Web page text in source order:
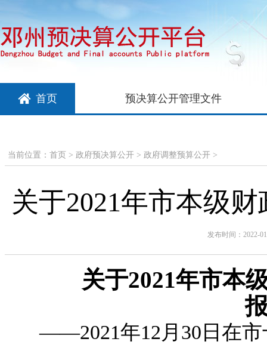
首页 预决算公开管理文件
当前位置： 首页 > 政府预决算公开 > 政府调整预算公开 >
关于2021年市本级
发布时间：2022-
关于2021年市本
——2021年12月30日在市